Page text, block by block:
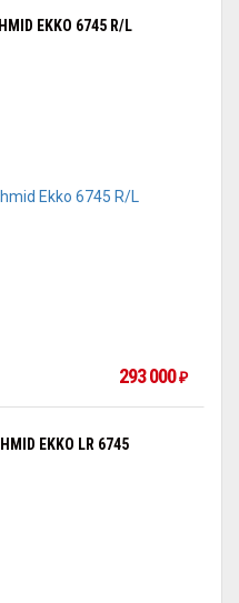
EKKO 6745 R/L
293 000 ₽
EKKO LR 6745